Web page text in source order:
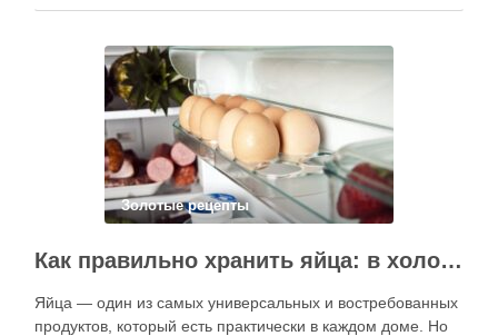
приготовлению. В отличие от печатных изданий,
контент, расширять коллекции блюд и добавлять новые
функции. Ниже …
Золотые рецепты
Как правильно хранить яйца: в холодильнике или на полке?
Яйца — один из самых универсальных и востребованных
продуктов, который есть практически в каждом доме. Но